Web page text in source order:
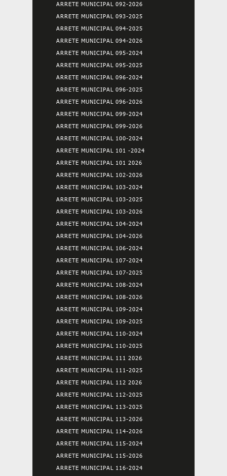
ARRETE MUNICIPAL 092-2026
ARRETE MUNICIPAL 093-2025
ARRETE MUNICIPAL 094-2025
ARRETE MUNICIPAL 094-2026
ARRETE MUNICIPAL 095-2024
ARRETE MUNICIPAL 095-2025
ARRETE MUNICIPAL 096-2024
ARRETE MUNICIPAL 096-2025
ARRETE MUNICIPAL 096-2026
ARRETE MUNICIPAL 099-2024
ARRETE MUNICIPAL 099-2026
ARRETE MUNICIPAL 100-2024
ARRETE MUNICIPAL 101 -2024
ARRETE MUNICIPAL 101 2026
ARRETE MUNICIPAL 102-2026
ARRETE MUNICIPAL 103-2024
ARRETE MUNICIPAL 103-2025
ARRETE MUNICIPAL 103-2026
ARRETE MUNICIPAL 104-2024
ARRETE MUNICIPAL 104-2026
ARRETE MUNICIPAL 106-2024
ARRETE MUNICIPAL 107-2024
ARRETE MUNICIPAL 107-2025
ARRETE MUNICIPAL 108-2024
ARRETE MUNICIPAL 108-2026
ARRETE MUNICIPAL 109-2024
ARRETE MUNICIPAL 109-2025
ARRETE MUNICIPAL 110-2024
ARRETE MUNICIPAL 110-2025
ARRETE MUNICIPAL 111 2026
ARRETE MUNICIPAL 111-2025
ARRETE MUNICIPAL 112 2026
ARRETE MUNICIPAL 112-2025
ARRETE MUNICIPAL 113-2025
ARRETE MUNICIPAL 113-2026
ARRETE MUNICIPAL 114-2026
ARRETE MUNICIPAL 115-2024
ARRETE MUNICIPAL 115-2026
ARRETE MUNICIPAL 116-2024